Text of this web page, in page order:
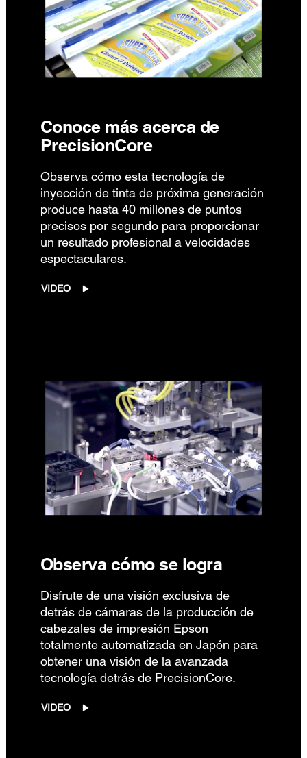
Conoce más acerca de
PrecisionCore
Observa cómo esta tecnología de
inyección de tinta de próxima generación
produce hasta 40 millones de puntos
precisos por segundo para proporcionar
un resultado profesional a velocidades
espectaculares.
VIDEO
Observa cómo se logra
Disfrute de una visión exclusiva de
detrás de cámaras de la producción de
cabezales de impresión Epson
totalmente automatizada en Japón para
obtener una visión de la avanzada
tecnología detrás de PrecisionCore.
VIDEO